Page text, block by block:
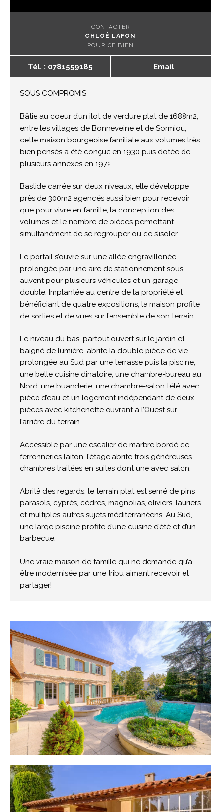
CONTACTER
CHLOÉ LAFON
POUR CE BIEN
Tél. : 0781559185 Email
SOUS COMPROMIS
Bâtie au coeur d’un ilot de verdure plat de 1688m2,
entre les villages de Bonneveine et de Sormiou,
cette maison bourgeoise familiale aux volumes très
bien pensés a été conçue en 1930 puis dotée de
plusieurs annexes en 1972.
Bastide carrée sur deux niveaux, elle développe
près de 300m2 agencés aussi bien pour recevoir
que pour vivre en famille, la conception des
volumes et le nombre de pièces permettant
simultanément de se regrouper ou de s’isoler.
Le portail s’ouvre sur une allée engravillonée
prolongée par une aire de stationnement sous
auvent pour plusieurs véhicules et un garage
double. Implantée au centre de la propriété et
bénéficiant de quatre expositions, la maison profite
de sorties et de vues sur l’ensemble de son terrain.
Le niveau du bas, partout ouvert sur le jardin et
baigné de lumière, abrite la double pièce de vie
prolongée au Sud par une terrasse puis la piscine,
une belle cuisine dinatoire, une chambre-bureau au
Nord, une buanderie, une chambre-salon télé avec
pièce d’eau et un logement indépendant de deux
pièces avec kitchenette ouvrant à l’Ouest sur
l’arrière du terrain.
Accessible par une escalier de marbre bordé de
ferronneries laiton, l’étage abrite trois généreuses
chambres traitées en suites dont une avec salon.
Abrité des regards, le terrain plat est semé de pins
parasols, cyprès, cèdres, magnolias, oliviers, lauriers
et multiples autres sujets méditerranéens. Au Sud,
une large piscine profite d’une cuisine d’été et d’un
barbecue.
Une vraie maison de famille qui ne demande qu’à
être modernisée par une tribu aimant recevoir et
partager!